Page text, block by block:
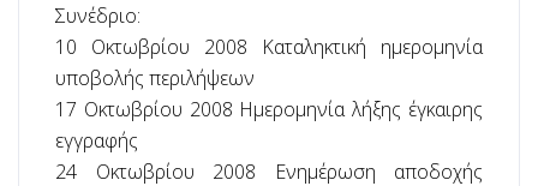
Συνέδριο:
10 Οκτωβρίου 2008
Καταληκτική ημερομηνία
υποβολής περιλήψεων
17 Οκτωβρίου 2008 Ημερομηνία λήξης έγκαιρης
εγγραφής
24 Οκτωβρίου 2008
Ενημέρωση αποδοχής